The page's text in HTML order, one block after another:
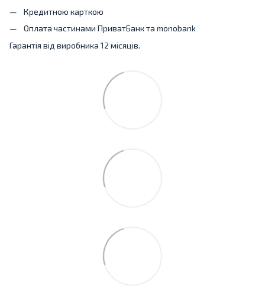
Кредитною карткою
Оплата частинами ПриватБанк та monobank
Гарантія від виробника 12 місяців.